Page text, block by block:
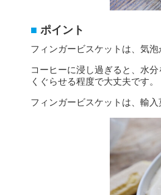
ポイント
フィンガービスケットは、気泡
コーヒーに浸し過ぎると、水
くぐらせる程度で大丈夫です。
フィンガービスケットは、輸